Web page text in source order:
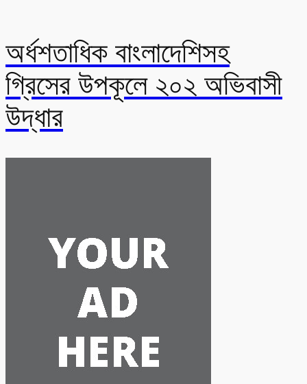
অর্ধশতাধিক বাংলাদেশিসহ
গ্রিসের উপকূলে ২০২ অভিবাসী
উদ্ধার